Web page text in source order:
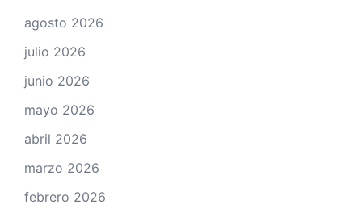
agosto 2026
julio 2026
junio 2026
mayo 2026
abril 2026
marzo 2026
febrero 2026